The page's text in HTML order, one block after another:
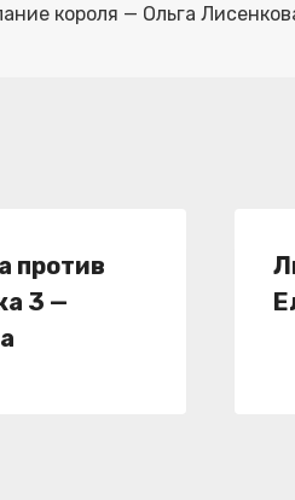
короля — Ольга
против
3 —